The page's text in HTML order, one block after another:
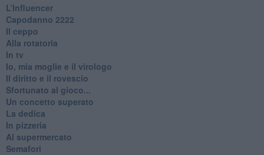
L’Influencer
​Capodanno 2222
Il ceppo
Alla rotatoria
In tv
Io, mia moglie e il virologo
Il diritto e il rovescio
Sfortunato al gioco...
Un concetto superato
La dedica
In pizzeria
Al supermercato
Semafori